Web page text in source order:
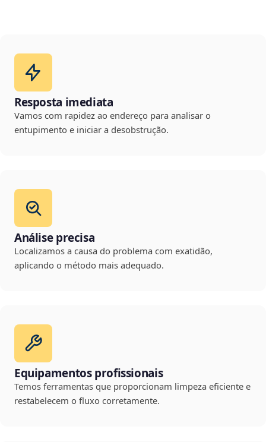
Resposta imediata
Vamos com rapidez ao endereço para analisar o
entupimento e iniciar a desobstrução.
Análise precisa
Localizamos a causa do problema com exatidão,
aplicando o método mais adequado.
Equipamentos profissionais
Temos ferramentas que proporcionam limpeza eficiente e
restabelecem o fluxo corretamente.